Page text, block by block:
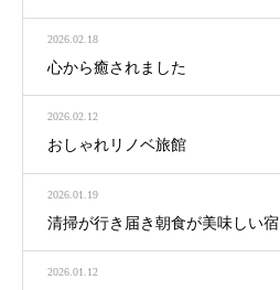
2026.02.18
心から癒されました
2026.02.12
おしゃれリノベ旅館
2026.01.19
清掃が行き届き朝食が美味しい宿
2026.01.12